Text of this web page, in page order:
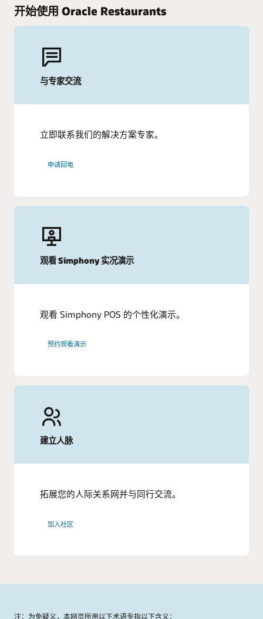
开始使用 Oracle Restaurants
与专家交流
立即联系我们的解决方案专家。
申请回电
观看 Simphony 实况演示
观看 Simphony POS 的个性化演示。
预约观看演示
建立人脉
拓展您的人际关系网并与同行交流。
加入社区
注：为免疑义，本网页所用以下术语专指以下含义：